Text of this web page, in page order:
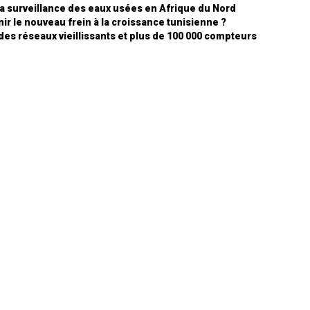
surveillance des eaux usées en Afrique du Nord
le nouveau frein à la croissance tunisienne ?
réseaux vieillissants et plus de 100 000 compteurs